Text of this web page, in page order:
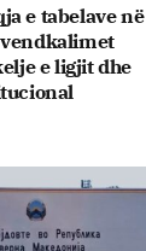
e tabelave në
e ligjit dhe